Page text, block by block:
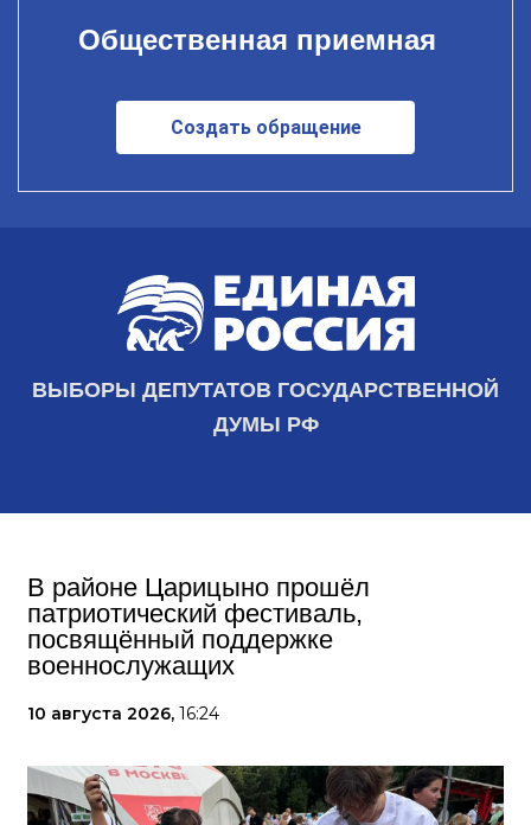
Общественная приемная
Создать обращение
ВЫБОРЫ ДЕПУТАТОВ ГОСУДАРСТВЕННОЙ
ДУМЫ РФ
В районе Царицыно прошёл
патриотический фестиваль,
посвящённый поддержке
военнослужащих
10 августа 2026, 16:24